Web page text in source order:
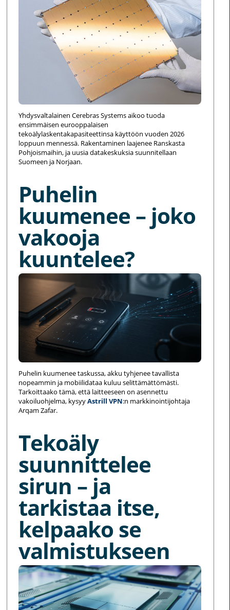
Yhdysvaltalainen Cerebras Systems aikoo tuoda
ensimmäisen eurooppalaisen
tekoälylaskentakapasiteettinsa käyttöön vuoden 2026
loppuun mennessä. Rakentaminen laajenee Ranskasta
Pohjoismaihin, ja uusia datakeskuksia suunnitellaan
Suomeen ja Norjaan.
Puhelin
kuumenee – joko
vakooja
kuuntelee?
Puhelin kuumenee taskussa, akku tyhjenee tavallista
nopeammin ja mobiilidataa kuluu selittämättömästi.
Tarkoittaako tämä, että laitteeseen on asennettu
vakoiluohjelma, kysyyAstrill VPN:n markkinointijohtaja
Arqam Zafar.
Tekoäly
suunnittelee
sirun – ja
tarkistaa itse,
kelpaako se
valmistukseen